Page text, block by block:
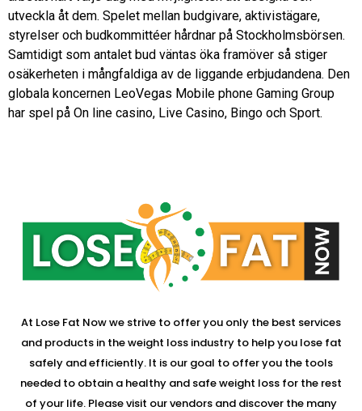
utveckla åt dem. Spelet mellan budgivare, aktivistägare,
styrelser och budkommittéer hårdnar på Stockholmsbörsen.
Samtidigt som antalet bud väntas öka framöver så stiger
osäkerheten i mångfaldiga av de liggande erbjudandena. Den
globala koncernen LeoVegas Mobile phone Gaming Group
har spel på On line casino, Live Casino, Bingo och Sport.
At Lose Fat Now we strive to offer you only the best services
and products in the weight loss industry to help you lose fat
safely and efficiently. It is our goal to offer you the tools
needed to obtain a healthy and safe weight loss for the rest
of your life. Please visit our vendors and discover the many